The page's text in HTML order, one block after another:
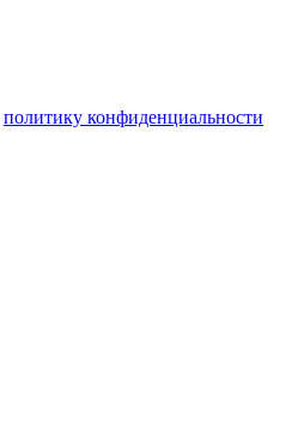
политику конфиденциальности